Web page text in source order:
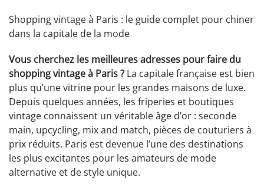
Shopping vintage à Paris : le guide complet pour chiner
dans la capitale de la mode
Vous cherchez les meilleures adresses pour faire du
shopping vintage à Paris ? La capitale française est bien
plus qu’une vitrine pour les grandes maisons de luxe.
Depuis quelques années, les friperies et boutiques
vintage connaissent un véritable âge d’or : seconde
main, upcycling, mix and match, pièces de couturiers à
prix réduits. Paris est devenue l’une des destinations
les plus excitantes pour les amateurs de mode
alternative et de style unique.